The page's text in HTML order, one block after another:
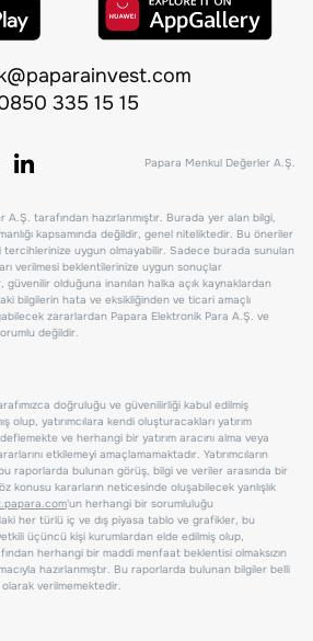
335 15 15
Papara Menkul Değerler A.Ş.
tarafından hazırlanmıştır. Burada yer alan bilgi,
kapsamında değildir, genel niteliktedir. Bu öneriler
tercihlerinize uygun olmayabilir. Sadece burada sunulan
verilmesi beklentilerinize uygun sonuçlar
olduğuna inanılan halka açık kaynaklardan
bilgilerin hata ve eksikliğinden ve ticari amaçlı
zararlardan Papara Elektronik Para A.Ş. ve
değildir.
doğruluğu ve güvenilirliği kabul edilmiş
olup, yatırımcılara kendi oluşturacakları yatırım
ve herhangi bir yatırım aracını alma veya
etkilemeyi amaçlamamaktadır. Yatırımcıların
raporlarda bulunan görüş, bilgi ve veriler arasında bir
konusu kararların neticesinde oluşabilecek yanlışlık
'un herhangi bir sorumluluğu
her türlü iç ve dış piyasa tablo ve grafikler, bu
üçüncü kişi kurumlardan elde edilmiş olup,
herhangi bir maddi menfaat beklentisi olmaksızın
hazırlanmıştır. Bu raporlarda bulunan bilgiler belli
verilmemektedir.